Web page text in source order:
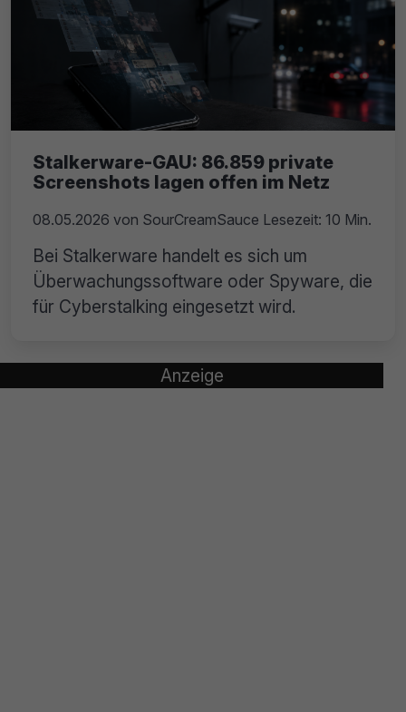
Stalkerware-GAU: 86.859 private
Screenshots lagen offen im Netz
08.05.2026 von SourCreamSauce Lesezeit: 10 Min.
Bei Stalkerware handelt es sich um
Überwachungssoftware oder Spyware, die
für Cyberstalking eingesetzt wird.